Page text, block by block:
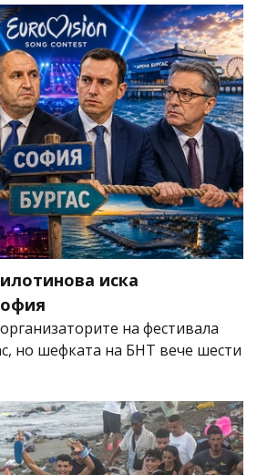
иска
на фестивала
но шефката на БНТ вече шести